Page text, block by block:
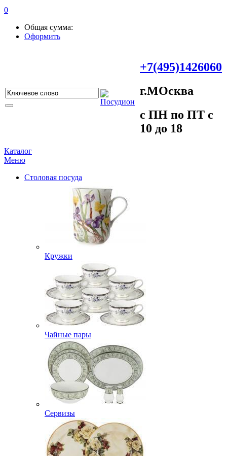
0
Общая сумма:
Оформить
+7(495)1426060
г.МOсква
c ПH пo ПT c
10 до 18
Каталог
Меню
Столовая посуда
Кружки
Чайные пары
Сервизы